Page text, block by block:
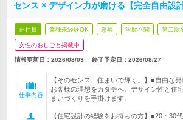
センス × デザイン力が磨ける【完全自由設
正社員 業種未経験OK 急募 学歴不問 第二新
女性のおしごと掲載中
情報更新日：2026/08/03 終了予定日： 2026/08/27
仕事内容
【そのセンス、住まいで輝く。】■自由な発
お客様の理想をカタチへ。デザイン性と住
まいづくりを手掛けます。
【住宅設計の経験をお持ちの方】■20・30